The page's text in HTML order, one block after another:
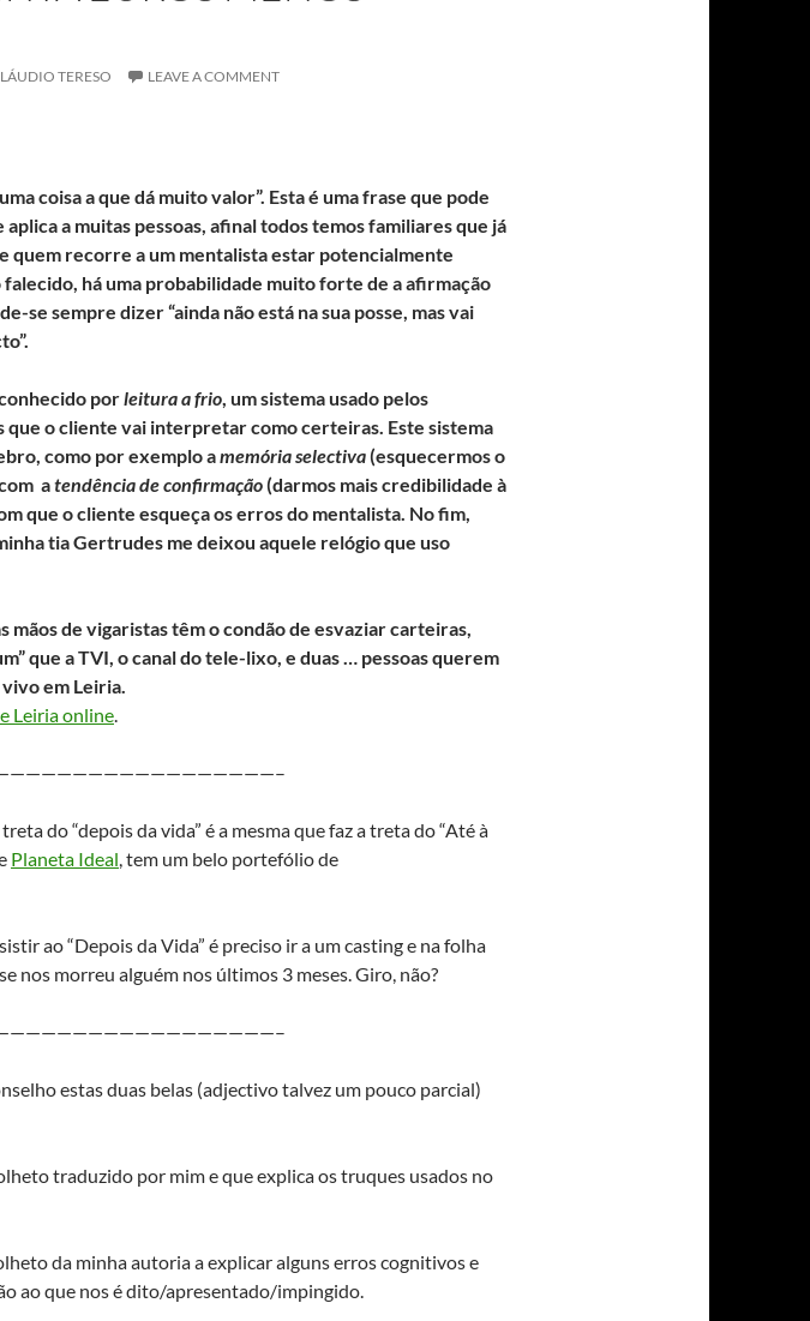
TERESO LEAVE A COMMENT
coisa a que dá muito valor”. Esta é uma frase que pode
aplica a muitas pessoas, afinal todos temos familiares que já
quem recorre a um mentalista estar potencialmente
há uma probabilidade muito forte de a afirmação
se sempre dizer “ainda não está na sua posse, mas vai
porleitura a frio, um sistema usado pelos
que o cliente vai interpretar como certeiras. Este sistema
como por exemplo amemória selectiva(esquecermos o
atendência de confirmação(darmos mais credibilidade à
que o cliente esqueça os erros do mentalista. No fim,
tia Gertrudes me deixou aquele relógio que uso
mãos de vigaristas têm o condão de esvaziar carteiras,
que a TVI, o canal do tele-lixo, e duas … pessoas querem
em Leiria.
Leiria online.
do “depois da vida” é a mesma que faz a treta do “Até à
Planeta Ideal, tem um belo portefólio de
ao “Depois da Vida” é preciso ir a um casting e na folha
nos morreu alguém nos últimos 3 meses. Giro, não?
estas duas belas (adjectivo talvez um pouco parcial)
traduzido por mim e que explica os truques usados no
da minha autoria a explicar alguns erros cognitivos e
ao que nos é dito/apresentado/impingido.